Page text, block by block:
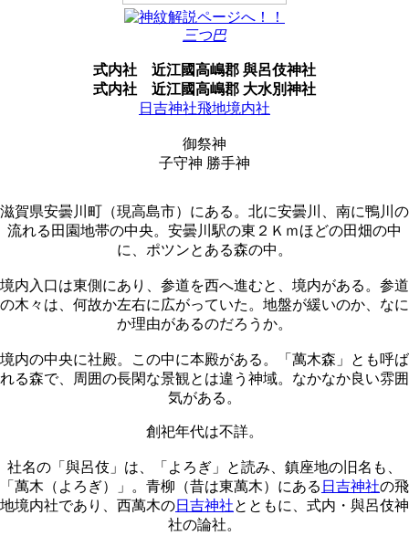
三つ巴
式内社
近江國高嶋郡 與呂伎神社
式内社
近江國高嶋郡 大水別神社
日吉神社飛地境内社
御祭神
子守神 勝手神
滋賀県安曇川町（現高島市）にある。北に安曇川、南に鴨川の
流れる田園地帯の中央。安曇川駅の東２Ｋｍほどの田畑の中
に、ポツンとある森の中。
境内入口は東側にあり、参道を西へ進むと、境内がある。参道
の木々は、何故か左右に広がっていた。地盤が緩いのか、なに
か理由があるのだろうか。
境内の中央に社殿。この中に本殿がある。「萬木森」とも呼ば
れる森で、周囲の長閑な景観とは違う神域。なかなか良い雰囲
気がある。
創祀年代は不詳。
社名の「與呂伎」は、「よろぎ」と読み、鎮座地の旧名も、
「萬木（よろぎ）」。青柳（昔は東萬木）にある 日吉神社の飛
地境内社であり、西萬木の日吉神社とともに、式内・與呂伎神
社の論社。